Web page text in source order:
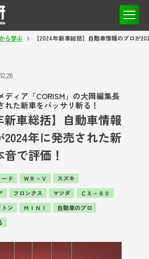
ら学ぶ 【2024年新車総括】自動車情報のプロが
ディア「CORISM」の大岡編集長
れた新車をバッサリ斬る！
新車総括】自動車情報
2024年に発売された新
で評価！
ード ＷＲ－Ｖ
スズキ
フロンクス マツダ
ＣＸ－８０
トン ＭＩＮＩ
自動車のプロ